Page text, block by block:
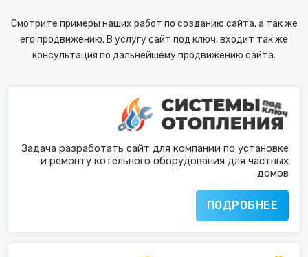
Смотрите примеры наших работ по созданию сайта, а так же
его продвижению. В услугу сайт под ключ, входит так же
консультация по дальнейшему продвижению сайта.
Задача разработать сайт для компании по установке
и ремонту котельного оборудования для частных
домов
ПОДРОБНЕЕ